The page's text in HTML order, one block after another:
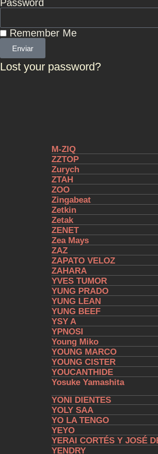
Password
Remember Me
Enviar
Lost your password?
Μ-ZIQ
ZZTOP
Zurych
ZTAH
ZOO
Zingabeat
Zetkin
Zetak
ZENET
Zea Mays
ZAZ
ZAPATO VELOZ
ZAHARA
YVES TUMOR
YUNG PRADO
YUNG LEAN
YUNG BEEF
YSY A
YPNOSI
Young Miko
YOUNG MARCO
YOUNG CISTER
YOUCANTHIDE
Yosuke Yamashita
YONI DIENTES
YOLY SAA
YO LA TENGO
YEYO
YERAI CORTÉS Y JOSÉ
YENDRY